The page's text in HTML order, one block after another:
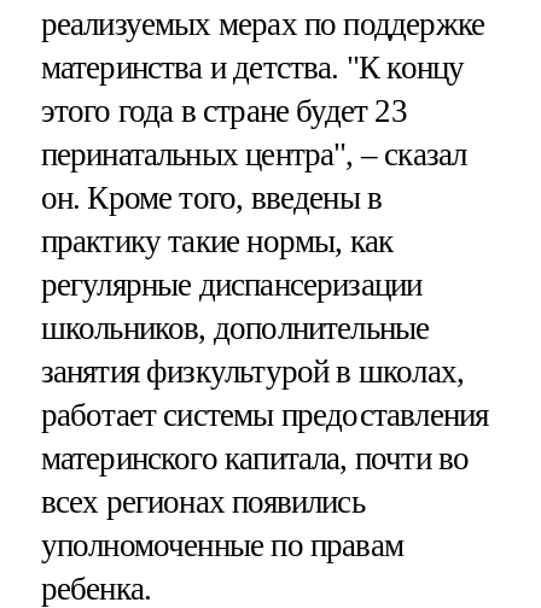
реализуемых мерах по поддержке
материнства и детства. "К концу
этого года в стране будет 23
перинатальных центра", – сказал
он. Кроме того, введены в
практику такие нормы, как
регулярные диспансеризации
школьников, дополнительные
занятия физкультурой в школах,
работает системы предоставления
материнского капитала, почти во
всех регионах появились
уполномоченные по правам
ребенка.